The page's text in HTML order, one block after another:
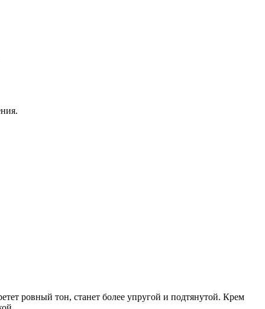
ровный тон, станет более упругой и подтянутой. Крем